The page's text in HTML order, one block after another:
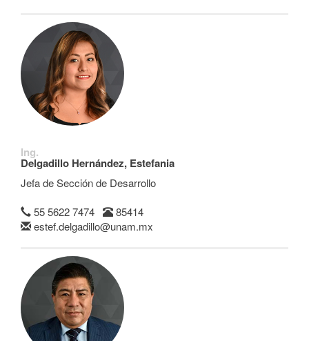
Ing.
Delgadillo Hernández, Estefania
Jefa de Sección de Desarrollo
55 5622 7474
85414
estef.delgadillo@unam.mx